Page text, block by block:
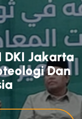
DKI Jakarta
teologiDan
ia